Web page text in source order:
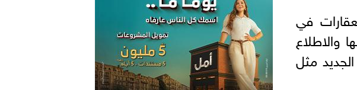
في
والاطلاع
مثل